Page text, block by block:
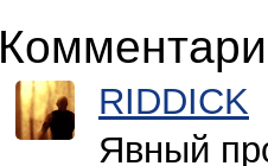
RIDDICK
Явный